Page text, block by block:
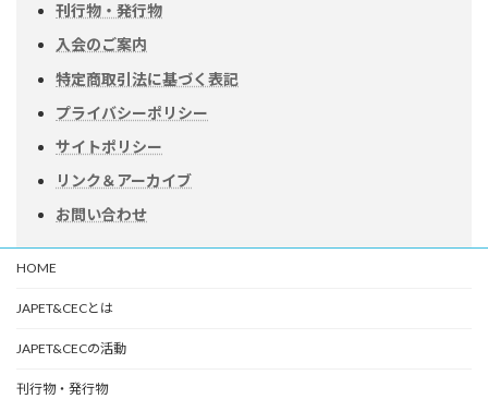
刊行物・発行物
入会のご案内
特定商取引法に基づく表記
プライバシーポリシー
サイトポリシー
リンク＆アーカイブ
お問い合わせ
HOME
JAPET&CECとは
JAPET&CECの活動
刊行物・発行物